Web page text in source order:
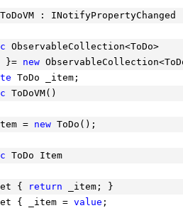
ToDoVM : INotifyPropertyChanged
ObservableCollection<ToDo>
}= new
ToDo _item;
ToDoVM()
=
new ToDo();
ToDo Item
{
return _item; }
{ _item =
value ;